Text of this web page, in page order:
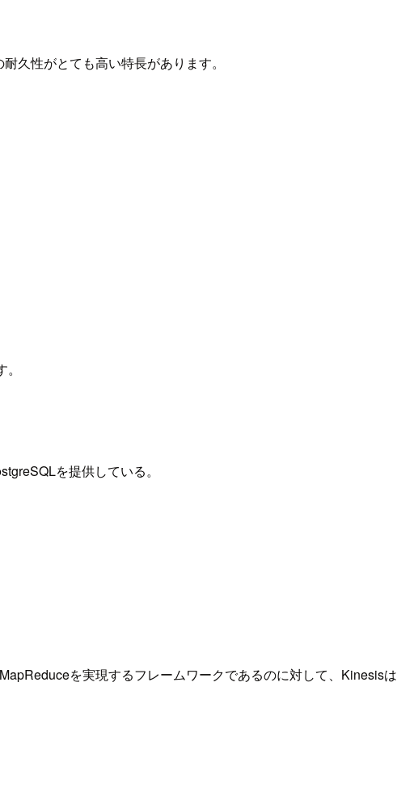
久性がとても高い特長があります。
を提供している。
を実現するフレームワークであるのに対して、Kinesis